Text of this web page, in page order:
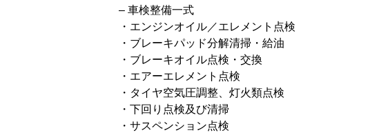
– 車検整備一式
・エンジンオイル／エレメント点検
・ブレーキパッド分解清掃・給油
・ブレーキオイル点検・交換
・エアーエレメント点検
・タイヤ空気圧調整、灯火類点検
・下回り点検及び清掃
・サスペンション点検